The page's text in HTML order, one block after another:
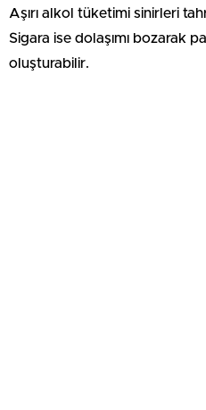
Aşırı alkol tüketimi sinirleri
Sigara ise dolaşımı bozarak
oluşturabilir.